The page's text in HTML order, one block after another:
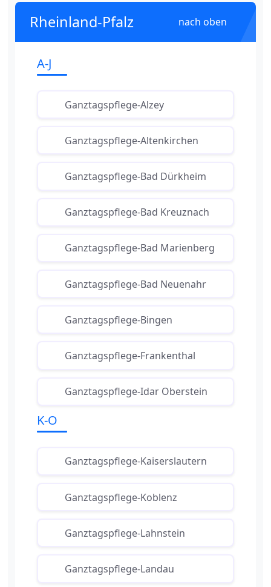
Rheinland-Pfalz nach oben
A-J
Ganztagspflege-Alzey
Ganztagspflege-Altenkirchen
Ganztagspflege-Bad Dürkheim
Ganztagspflege-Bad Kreuznach
Ganztagspflege-Bad Marienberg
Ganztagspflege-Bad Neuenahr
Ganztagspflege-Bingen
Ganztagspflege-Frankenthal
Ganztagspflege-Idar Oberstein
K-O
Ganztagspflege-Kaiserslautern
Ganztagspflege-Koblenz
Ganztagspflege-Lahnstein
Ganztagspflege-Landau